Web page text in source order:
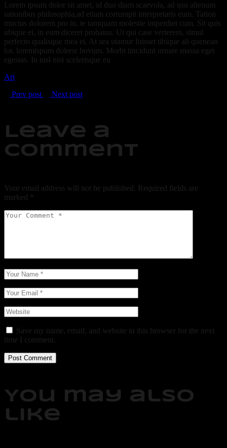
Lorem ipsum dolor sit amet, id duo diam scaevola, ad usu alienum
rationibus philosophia,ad etiam corrumpit interpretaris eum. Tation
mucius dolorem pro in, te tamquam molestie imperdiet cum. Sit quis
ubique ei, in eum diceret probatus. Ut qui case verterem, simul
perfecto qualisque mea ei. At sea utamur fuisset tibique ali quenean
lor. loremispum dolresr bovum. Morbi tincidunt ornare massa eget
egestas. In nisl nisi scelerisque eu
Art
Prev post
Next post
Leave a
comment
Your email address will not be published.
Required fields are
marked
Save my name, email, and website in this browser for the next
time I comment.
Post Comment
You may also
like